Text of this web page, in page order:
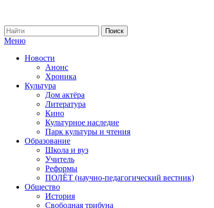
Меню
Новости
Анонс
Хроника
Культура
Дом актёра
Литература
Кино
Культурное наследие
Парк культуры и чтения
Образование
Школа и вуз
Учитель
Реформы
ПОЛЁТ (научно-педагогический вестник)
Общество
История
Свободная трибуна